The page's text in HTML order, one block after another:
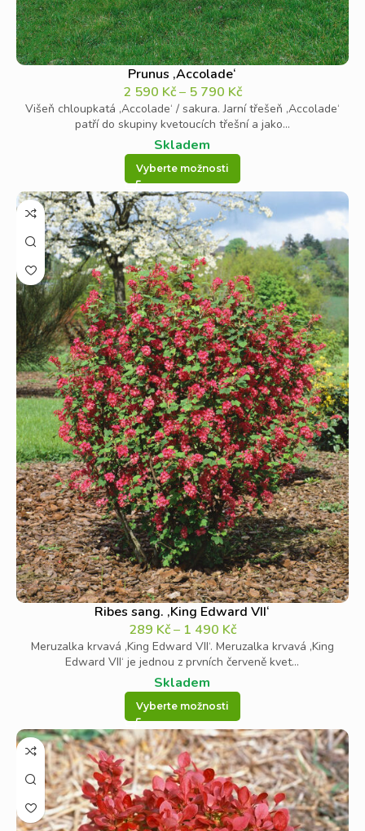
Prunus ‚Accolade‘
2 590 Kč– 5 790 Kč
Višeň chloupkatá ‚Accolade‘ / sakura. Jarní třešeň ‚Accolade‘
patří do skupiny kvetoucích třešní a jako...
Skladem
Vyberte možnosti
Ribes sang. ‚King Edward VII‘
289 Kč– 1 490 Kč
Meruzalka krvavá ‚King Edward VII‘. Meruzalka krvavá ‚King
Edward VII‘ je jednou z prvních červeně kvet...
Skladem
Vyberte možnosti